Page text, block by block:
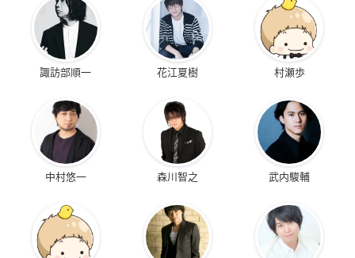
諏訪部順一 花江夏樹 村瀬歩
中村悠一 森川智之 武内駿輔